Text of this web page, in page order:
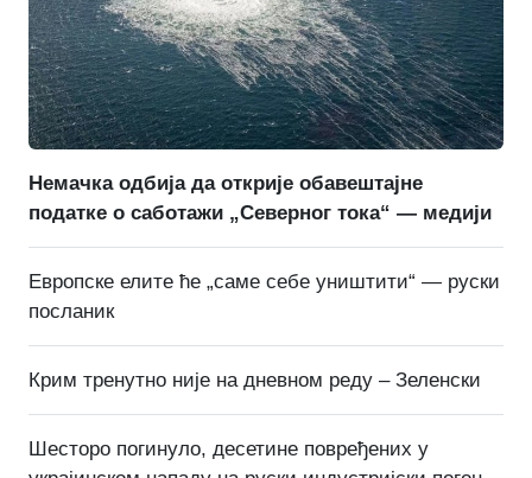
Немачка одбија да открије обавештајне
податке о саботажи „Северног тока“ — медији
Европске елите ће „саме себе уништити“ — руски
посланик
Крим тренутно није на дневном реду – Зеленски
Шесторо погинуло, десетине повређених у